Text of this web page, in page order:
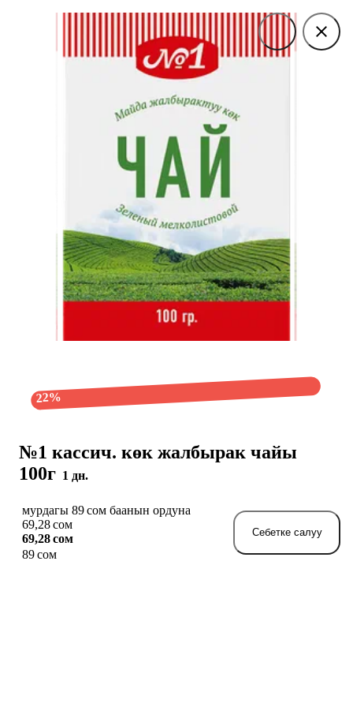
№1 кассич. көк жалбырак чайы
100г 1 дн.
22%
мурдагы 89 сом баанын ордуна
69,28 сом
69,28 сом
89 сом
Себетке салуу